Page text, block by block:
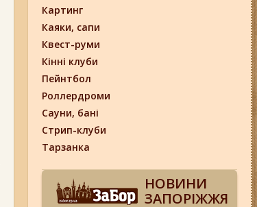
Картинг
Каяки, сапи
Квест-руми
Кінні клуби
Пейнтбол
Роллердроми
Сауни, бані
Стрип-клуби
Тарзанка
НОВИНИ
ЗАПОРІЖЖЯ